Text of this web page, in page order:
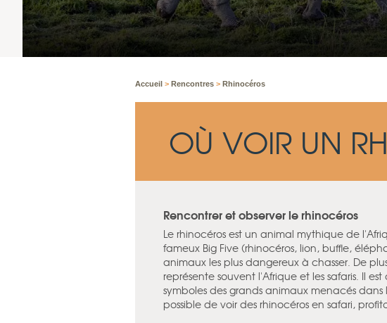
Accueil > Rencontres > Rhinocéros
OÙ VOIR UN
Rencontrer et observer le rhinocéros
Le rhinocéros est un animal mythique de
fameux Big Five (rhinocéros, lion, buffle,
animaux les plus dangereux à chasser. De
représente souvent l'Afrique et les safaris. Il
symboles des grands animaux menacés
possible de voir des rhinocéros en safari,